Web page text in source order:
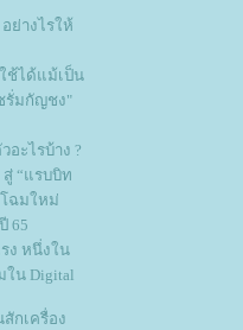
ย่างไรให้
ช้ได้แม้เป็น
รั่มกัญชง"
ะไรบ้าง ?
“แรบบิท
ฉมใหม่
65
ง หนึ่งใน
น Digital
กเครื่อง